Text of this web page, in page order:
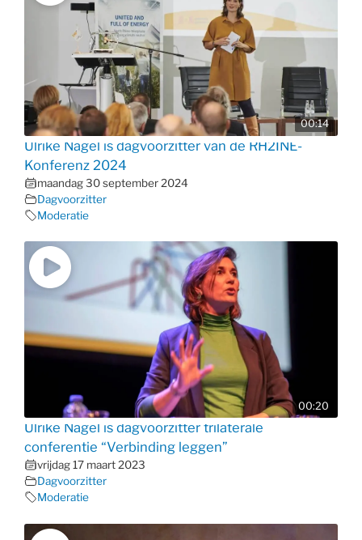
00:14
Ulrike Nagel is dagvoorzitter van de RH2INE-
Konferenz 2024
maandag 30 september 2024
Dagvoorzitter
Moderatie
00:20
Ulrike Nagel is dagvoorzitter trilaterale
conferentie “Verbinding leggen”
vrijdag 17 maart 2023
Dagvoorzitter
Moderatie